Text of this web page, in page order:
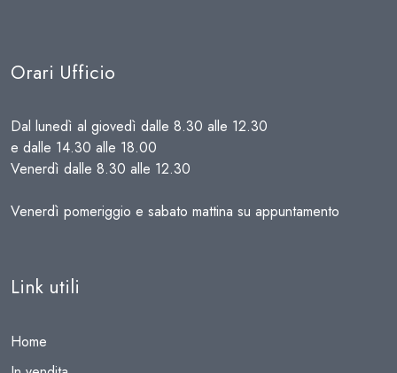
Orari Ufficio
Dal lunedì al giovedì dalle 8.30 alle 12.30
e dalle 14.30 alle 18.00
Venerdì dalle 8.30 alle 12.30
Venerdì pomeriggio e sabato mattina su appuntamento
Link utili
Home